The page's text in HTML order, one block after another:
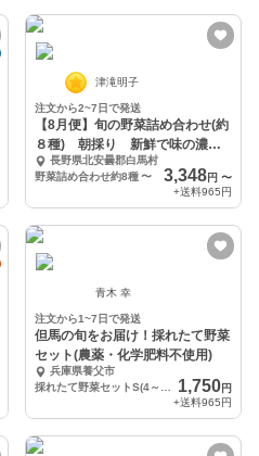
津滝明子
注文から2~7日で発送
【8月便】旬の野菜詰め合わせ(約
８種) 朝採り 新鮮で味の濃い
野菜たち
長野県北安曇郡白馬村
野菜詰め合わせ約8種 〜 3,348円 〜
+送料965円
青木 幸
注文から1~7日で発送
但馬の旬をお届け！採れたて野菜
セット(農薬・化学肥料不使用)
兵庫県養父市
1,750円
+送料965円